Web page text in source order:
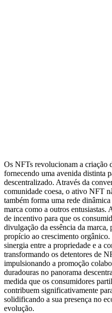
Os NFTs revolucionam a criação
fornecendo uma avenida distinta
descentralizado. Através da
comunidade coesa, o ativo NFT
também forma uma rede
marca como a outros entusiastas.
de incentivo para que os
divulgação da essência da
propício ao crescimento
sinergia entre a propriedade e a
transformando os detentores de
impulsionando a promoção
duradouras no panorama
medida que os consumidores
contribuem significativamente
solidificando a sua presença no
evolução.